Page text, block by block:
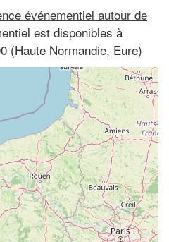
événementiel autour de
est disponibles à
(Haute Normandie, Eure)